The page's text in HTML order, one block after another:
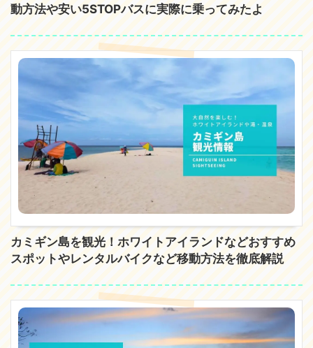
動方法や安い5STOPバスに実際に乗ってみたよ
カミギン島を観光！ホワイトアイランドなどおすすめ
スポットやレンタルバイクなど移動方法を徹底解説